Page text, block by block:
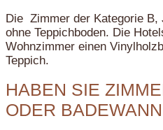
Die Zimmer der Kategorie B,
ohne Teppichboden. Die
Wohnzimmer einen
Teppich.
HABEN SIE
ODER